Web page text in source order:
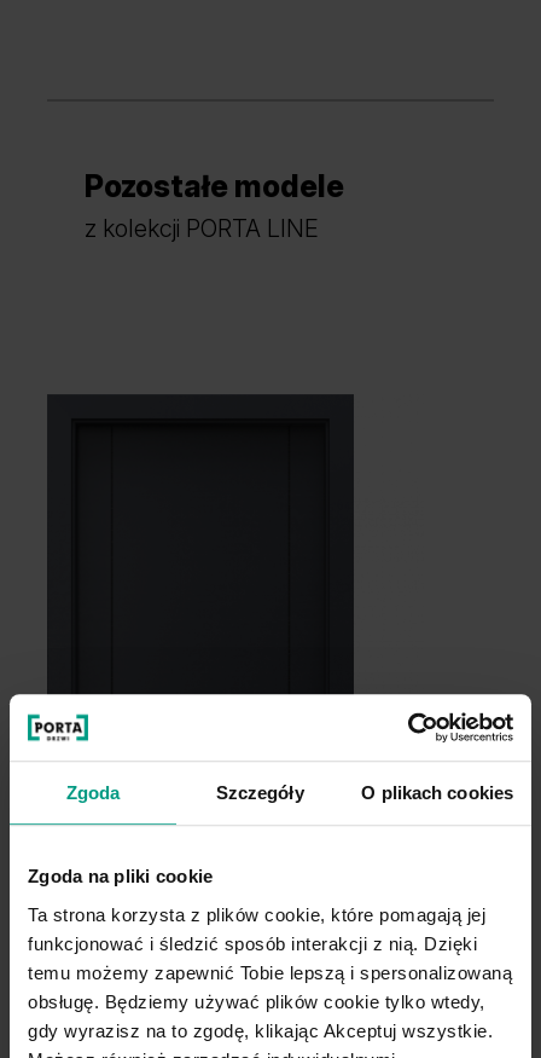
Zgoda Szczegóły O plikach cookies
Zgoda na pliki cookie
Ta strona korzysta z plików cookie, które pomagają jej
funkcjonować i śledzić sposób interakcji z nią. Dzięki
temu możemy zapewnić Tobie lepszą i spersonalizowaną
obsługę. Będziemy używać plików cookie tylko wtedy,
gdy wyrazisz na to zgodę, klikając Akceptuj wszystkie.
Hikora Jackson Jasny Hikora Jackson Ciemny
Pozostałe modele
z kolekcji PORTA LINE